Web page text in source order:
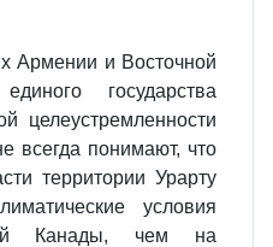
Армении и Восточной
государства
целеустремленности
всегда понимают, что
территории Урарту
условия
Канады, чем на